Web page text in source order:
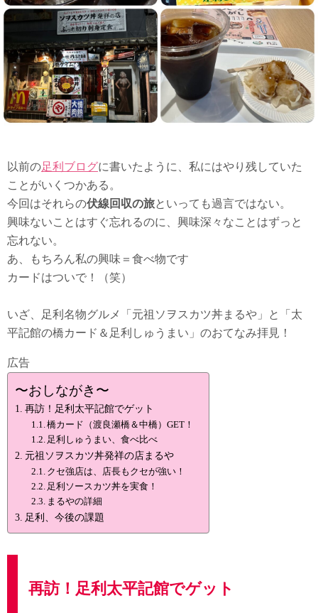
以前の足利ブログに書いたように、私にはやり残していた
ことがいくつかある。
今回はそれらの伏線回収の旅といっても過言ではない。
興味ないことはすぐ忘れるのに、興味深々なことはずっと
忘れない。
あ、もちろん私の興味＝食べ物です
カードはついで！（笑）
いざ、足利名物グルメ「元祖ソヲスカツ丼まるや」と「太
平記館の橋カード＆足利しゅうまい」のおてなみ拝見！
広告
〜おしながき〜
再訪！足利太平記館でゲット
橋カード（渡良瀬橋＆中橋）GET！
足利しゅうまい、食べ比べ
元祖ソヲスカツ丼発祥の店まるや
クセ強店は、店長もクセが強い！
足利ソースカツ丼を実食！
まるやの詳細
足利、今後の課題
再訪！足利太平記館でゲット